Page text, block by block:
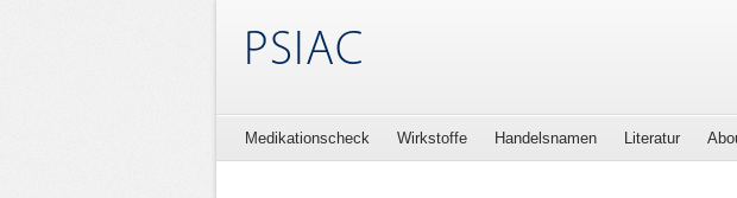
PSIAC
Medikationscheck Wirkstoffe Handelsnamen Literatur